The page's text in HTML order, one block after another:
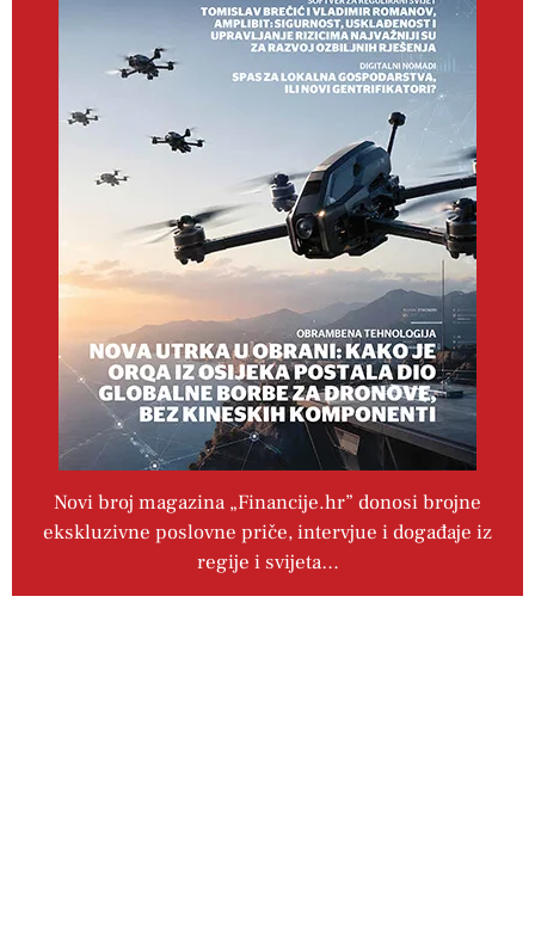
Novi broj magazina „Financije.hr” donosi brojne
ekskluzivne poslovne priče, intervjue i događaje iz
regije i svijeta…